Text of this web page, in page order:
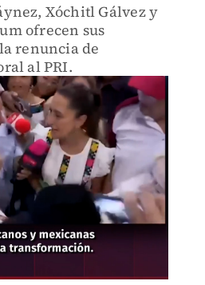
Xóchitl Gálvez y
ofrecen sus
renuncia de
al PRI.